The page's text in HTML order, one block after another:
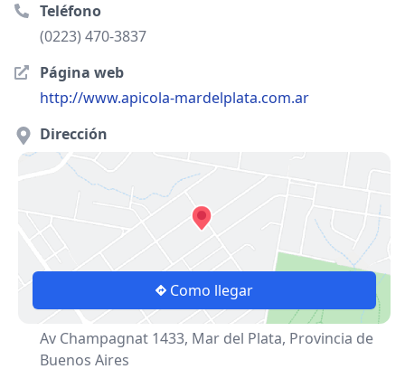
Teléfono
(0223) 470-3837
Página web
http://www.apicola-mardelplata.com.ar
Dirección
Como llegar
Av Champagnat 1433, Mar del Plata, Provincia de
Buenos Aires